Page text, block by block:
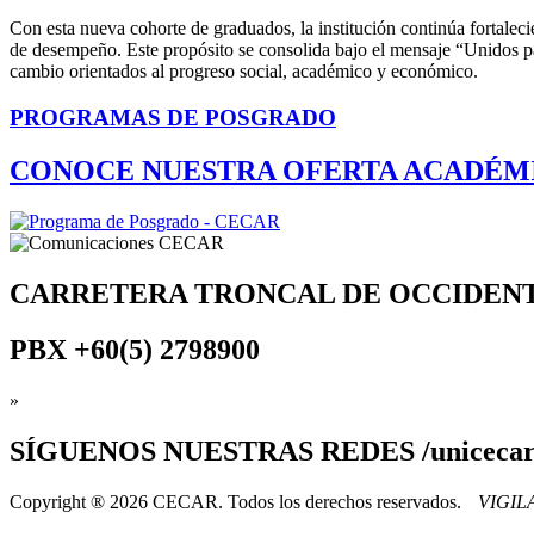
Con esta nueva cohorte de graduados, la institución continúa
de desempeño. Este propósito se consolida bajo el mensaje
cambio orientados al progreso social, académico y económico.
PROGRAMAS DE POSGRADO
CONOCE NUESTRA OFERTA
CARRETERA TRONCAL DE
PBX +60(5) 2798900
»
SÍGUENOS NUESTRAS REDES /
Copyright ® 2026 CECAR. Todos los derechos reservados.